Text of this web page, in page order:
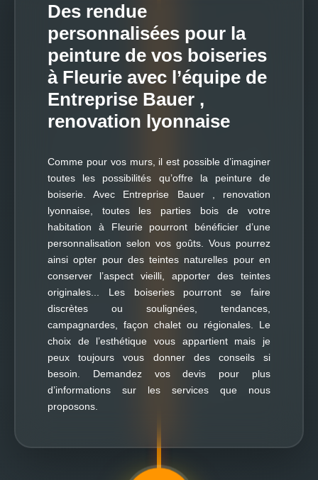
Des rendue
personnalisées pour la
peinture de vos boiseries
à Fleurie avec l’équipe de
Entreprise Bauer ,
renovation lyonnaise
Comme pour vos murs, il est possible d’imaginer
toutes les possibilités qu’offre la peinture de
boiserie. Avec Entreprise Bauer , renovation
lyonnaise, toutes les parties bois de votre
habitation à Fleurie pourront bénéficier d’une
personnalisation selon vos goûts. Vous pourrez
ainsi opter pour des teintes naturelles pour en
conserver l’aspect vieilli, apporter des teintes
originales... Les boiseries pourront se faire
discrètes ou soulignées, tendances,
campagnardes, façon chalet ou régionales. Le
choix de l’esthétique vous appartient mais je
peux toujours vous donner des conseils si
besoin. Demandez vos devis pour plus
d’informations sur les services que nous
proposons.